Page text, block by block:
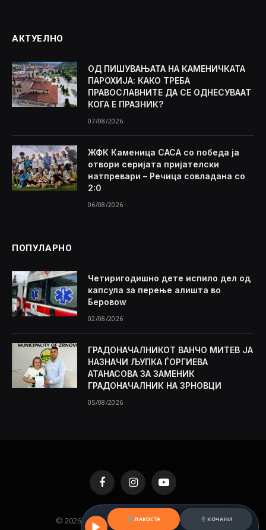
АКТУЕЛНО
ОД ПИШУВАЊАТА НА КАМЕНИЧКАТА
ПАРОХИЈА: КАКО ТРЕБА
ПРАВОСЛАВНИТЕ ДА СЕ ОДНЕСУВААТ
КОГА Е ПРАЗНИК?
07/08/2026
ЖФК Каменица САСА со победа ја
отвори серијата пријателски
натпревари – Речица совладана со
2:0
06/08/2026
ПОПУЛАРНО
Четиригодишно дете испило дел од
капсула за перење алишта во
Беровоw
02/08/2026
ГРАДОНАЧАЛНИКОТ ВАНЧО МИТЕВ ЈА
НАЗНАЧИ ЉУПКА ЃОРГИЕВА
АТАНАСОВА ЗА ЗАМЕНИК
ГРАДОНАЧАЛНИК НА ЗРНОВЦИ
05/08/2026
FacebookInstagramYouTube
© 2026 KAMENICA.MK. Designed by MKNET.
ЛАКОСТА КОЧАНИ